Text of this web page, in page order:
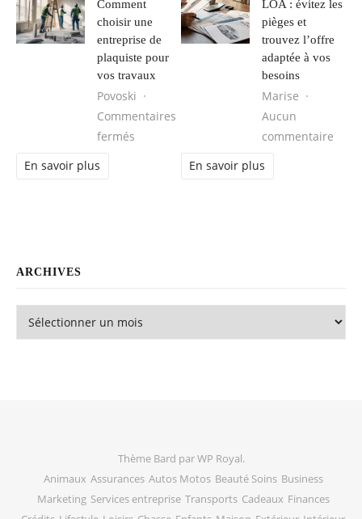
Comment
choisir une
entreprise de
plaquiste pour
vos travaux
Povoski
Commentaires
fermés sur Comment choisir une entreprise de
En savoir plus
LOA : évitez les
pièges et
trouvez l’offre
adaptée à vos
besoins
Marise
Aucun
commentaire
En savoir plus
ARCHIVES
Thème Bard parWP Royal.
Animaux Assurances Autos Motos Beauté Soins Business
Marketing Services entreprise Transports Cadeaux Finances